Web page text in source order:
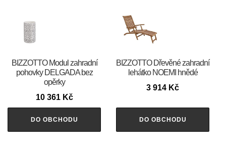
BIZZOTTO Modul zahradní
pohovky DELGADA bez
opěrky
10 361 Kč
DO OBCHODU
BIZZOTTO Dřevěné zahradní
lehátko NOEMI hnědé
3 914 Kč
DO OBCHODU